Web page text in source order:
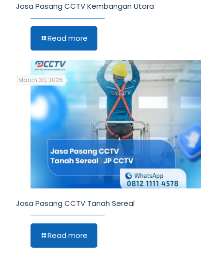
Jasa Pasang CCTV Kembangan Utara
Read more
March 30, 2026
Jasa Pasang CCTV Tanah Sereal
Read more